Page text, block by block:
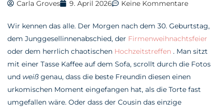
Carla Groves 9. April 2026 Keine Kommentare
Wir kennen das alle. Der Morgen nach dem 30. Geburtstag,
dem Junggesellinnenabschied, der Firmenweihnachtsfeier
oder dem herrlich chaotischen Hochzeitstreffen . Man sitzt
mit einer Tasse Kaffee auf dem Sofa, scrollt durch die Fotos
und weiß genau, dass die beste Freundin diesen einen
urkomischen Moment eingefangen hat, als die Torte fast
umgefallen wäre. Oder dass der Cousin das einzige